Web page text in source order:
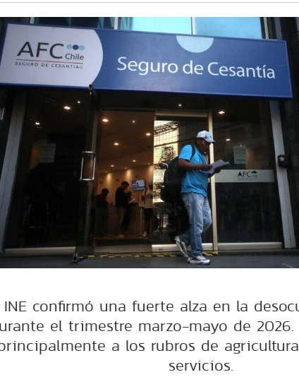
INE confirmó una fuerte alza en la
el trimestre marzo-mayo de
a los rubros de
servicios.